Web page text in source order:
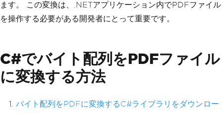
ます。 この変換は、.NETアプリケーション内でPDFファイル
を操作する必要がある開発者にとって重要です。
C#でバイト配列をPDFファイル
に変換する方法
バイト配列をPDFに変換するC#ライブラリをダウンロー